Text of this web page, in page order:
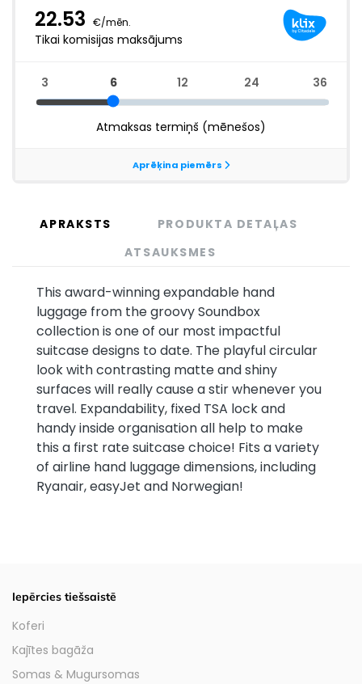
APRAKSTS
PRODUKTA DETAĻAS
ATSAUKSMES
This award-winning expandable hand
luggage from the groovy Soundbox
collection is one of our most impactful
suitcase designs to date. The playful circular
look with contrasting matte and shiny
surfaces will really cause a stir whenever you
travel. Expandability, fixed TSA lock and
handy inside organisation all help to make
this a first rate suitcase choice! Fits a variety
of airline hand luggage dimensions, including
Ryanair, easyJet and Norwegian!
Iepērcies tiešsaistē
Koferi
Kajītes bagāža
Somas & Mugursomas